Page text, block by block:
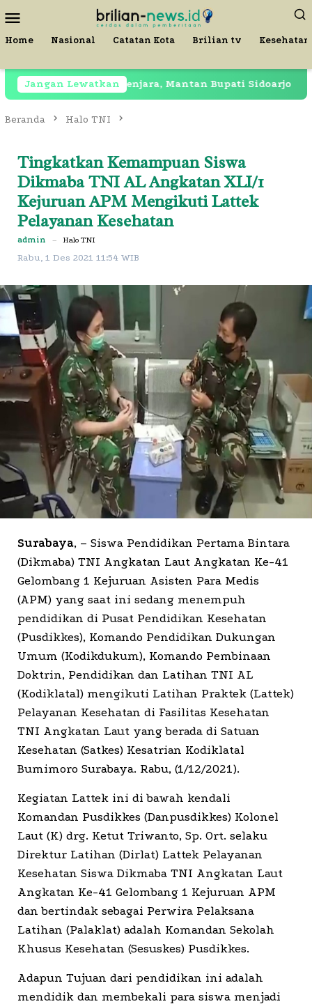
ke
kontenMobile
Home Nasional Catatan Kota Brilian tv Kesehatan
Jangan Lewatkan
Masih Dipenjara, Mantan Bupati Sidoarjo Terekam
Beranda Halo TNI
Tingkatkan Kemampuan Siswa
Dikmaba TNI AL Angkatan XLI/1
Kejuruan APM Mengikuti Lattek
Pelayanan Kesehatan
admin – Halo TNI
Rabu, 1 Des 2021 11:54 WIB
Surabaya, – Siswa Pendidikan Pertama Bintara
(Dikmaba) TNI Angkatan Laut Angkatan Ke-41
Gelombang 1 Kejuruan Asisten Para Medis
(APM) yang saat ini sedang menempuh
pendidikan di Pusat Pendidikan Kesehatan
(Pusdikkes), Komando Pendidikan Dukungan
Umum (Kodikdukum), Komando Pembinaan
Doktrin, Pendidikan dan Latihan TNI AL
(Kodiklatal) mengikuti Latihan Praktek (Lattek)
Pelayanan Kesehatan di Fasilitas Kesehatan
TNI Angkatan Laut yang berada di Satuan
Kesehatan (Satkes) Kesatrian Kodiklatal
Bumimoro Surabaya. Rabu, (1/12/2021).
Kegiatan Lattek ini di bawah kendali
Komandan Pusdikkes (Danpusdikkes) Kolonel
Laut (K) drg. Ketut Triwanto, Sp. Ort. selaku
Direktur Latihan (Dirlat) Lattek Pelayanan
Kesehatan Siswa Dikmaba TNI Angkatan Laut
Angkatan Ke-41 Gelombang 1 Kejuruan APM
dan bertindak sebagai Perwira Pelaksana
Latihan (Palaklat) adalah Komandan Sekolah
Khusus Kesehatan (Sesuskes) Pusdikkes.
Adapun Tujuan dari pendidikan ini adalah
mendidik dan membekali para siswa menjadi